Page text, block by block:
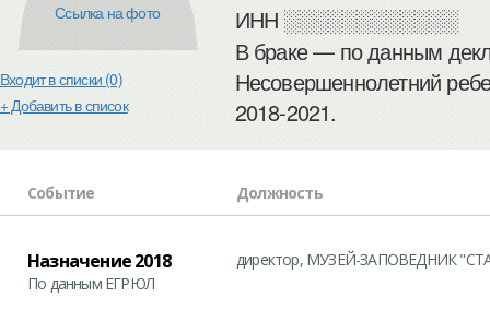
Ссылка на фото
Входит в списки (0)
+ Добавить в список
ИНН ░░░░░░░░░░░░
В браке — по данным
Несовершеннолетний
2018-2021.
Событие Должность
Назначение 2018
По данным ЕГРЮЛ
директор, МУЗЕЙ-ЗАПОВЕДНИК